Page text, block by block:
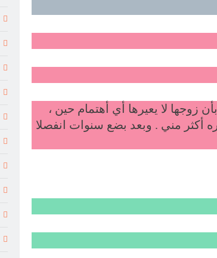
زوجها لا يعيرها أي أهتمام حين ،
أكثر مني . وبعد بضع سنوات انفصلا